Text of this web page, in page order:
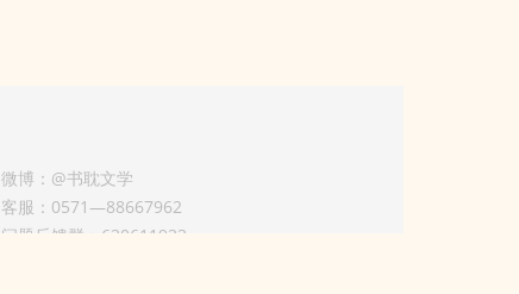
微博：@书耽文学
客服：0571—88667962
问题反馈群：630611933